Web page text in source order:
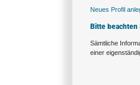
Neues Profil
Bitte beachten
Sämtliche
einer